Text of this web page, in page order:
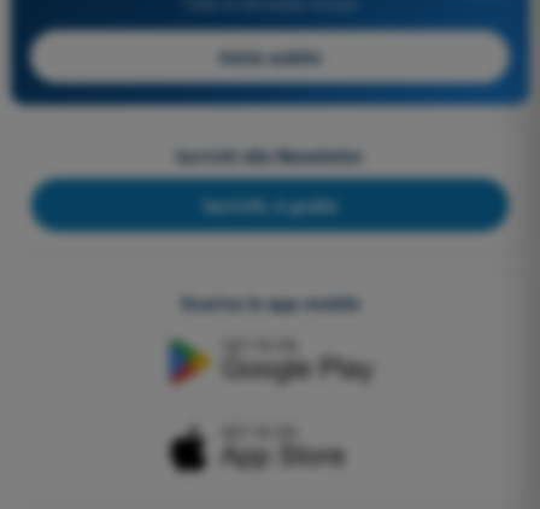
Inizia subito
Iscriviti alla Newsletter
Iscriviti, è gratis
Scarica le app mobile